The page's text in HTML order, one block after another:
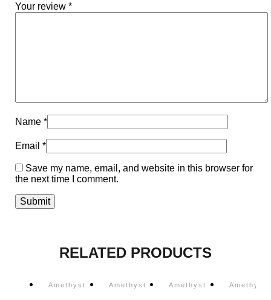
Your review *
Name *
Email *
Save my name, email, and website in this browser for
the next time I comment.
RELATED PRODUCTS
Amethyst Amethyst Amethyst Amethyst